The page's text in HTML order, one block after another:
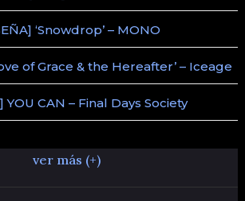
‘Snowdrop’ – MONO
of Grace & the Hereafter’ – Iceage
YOU CAN – Final Days Society
ver más (+)